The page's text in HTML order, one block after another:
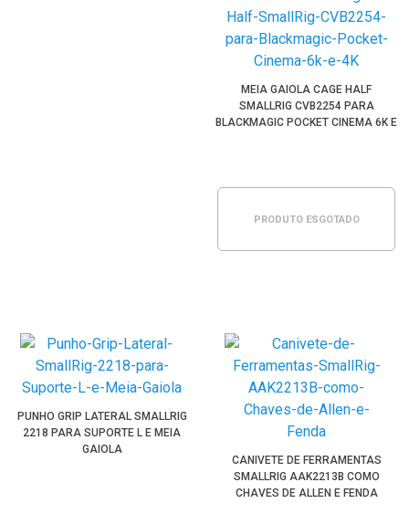
MEIA GAIOLA CAGE HALF
SMALLRIG CVB2254 PARA
BLACKMAGIC POCKET CINEMA 6K E
PRODUTO ESGOTADO
PUNHO GRIP LATERAL SMALLRIG
2218 PARA SUPORTE L E MEIA
GAIOLA
CANIVETE DE FERRAMENTAS
SMALLRIG AAK2213B COMO
CHAVES DE ALLEN E FENDA